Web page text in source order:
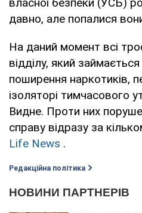
давно, але попалися
На даний момент всі
відділу, який
поширення наркотиків,
ізоляторі тимчасового
Видне. Проти них
справу відразу за
Life News .
Редакційна політика